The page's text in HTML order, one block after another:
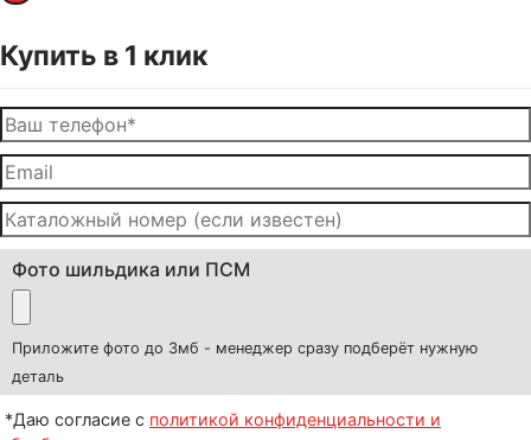
Купить в 1 клик
Фото шильдика или ПСМ
Приложите фото до 3мб - менеджер сразу подберёт нужную
деталь
*Даю согласие с политикой конфиденциальности и